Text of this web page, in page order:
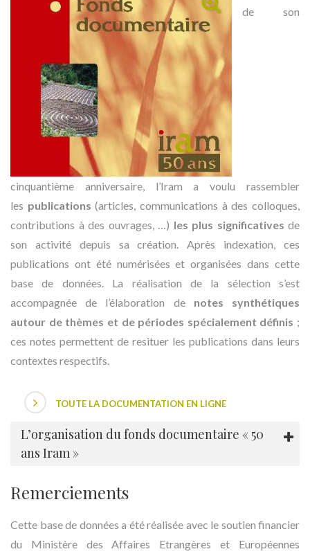
de son
cinquantième anniversaire, l’Iram a voulu rassembler
les publications (articles, communications à des colloques,
contributions à des ouvrages, …) les plus significatives de
son activité depuis sa création. Après indexation, ces
publications ont été numérisées et organisées dans cette
base de données. La réalisation de la sélection s’est
accompagnée de l’élaboration de notes synthétiques
autour de thèmes et de périodes spécialement définis ;
ces notes permettent de resituer les publications dans leurs
contextes respectifs.
TOUTE LA DOCUMENTATION EN LIGNE
L’organisation du fonds documentaire « 50
ans Iram »
Remerciements
Cette base de données a été réalisée avec le soutien financier
du Ministère des Affaires Etrangères et Européennes